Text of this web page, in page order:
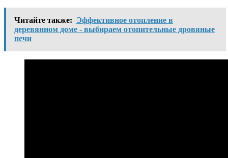
Читайте также: Эффективное отопление в
деревянном доме - выбираем отопительные дровяные
печи